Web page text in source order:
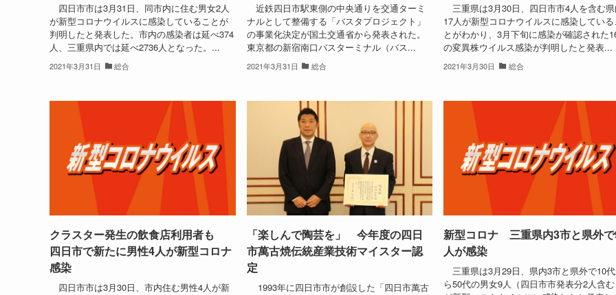
四日市市は3月31日、同市内に住む男女2人
が新型コロナウイルスに感染していることが
判明したと発表した。市内の感染者は延べ374
人、三重県内では延べ2736人となった。...
2021年3月31日 総合
近鉄四日市駅東側の中央通りを交通ターミ
ナルとして整備する「バスタプロジェクト」
の事業化決定が国土交通省から発表された。
東京都の新宿南口バスターミナル（バス...
2021年3月31日 総合
三重県は3月30日、四日市市4人を含む
17人が新型コロナウイルスに感染してい
とがわかり、3月下旬に感染が確認された
の変異株ウイルス感染が判明したと発表...
2021年3月30日 総合
クラスター発生の飲食店利用者も
四日市で新たに男性4人が新型コロナ
感染
四日市市は3月30日、市内住む男性4人が新
「楽しんで陶芸を」 今年度の四日
市萬古焼伝統産業技術マイスター認
定
1993年に四日市市が創設した「四日市萬古
新型コロナ 三重県内3市と県外
人が感染
三重県は3月29日、県内3市と県外で10
ら50代の男女9人（四日市市発表分2人含